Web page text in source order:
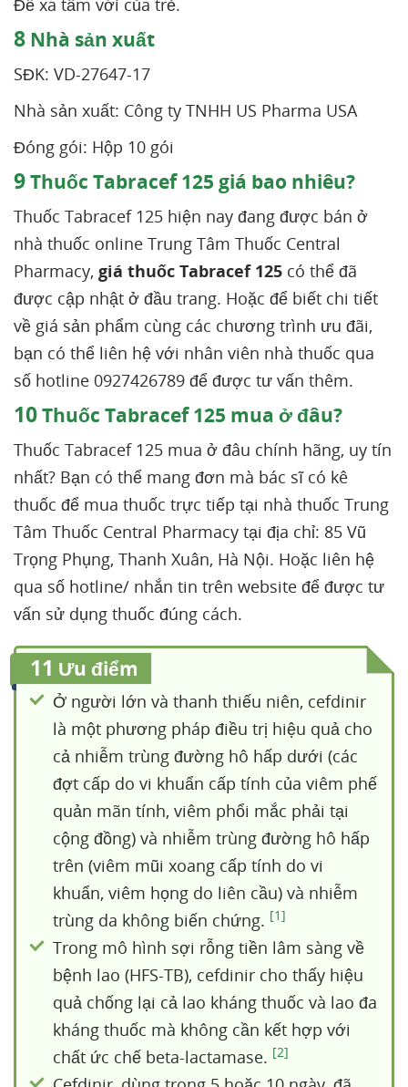
Để xa tầm với của trẻ.
8 Nhà sản xuất
SĐK: VD-27647-17
Nhà sản xuất: Công ty TNHH US Pharma USA
Đóng gói: Hộp 10 gói
9Thuốc Tabracef 125 giá bao nhiêu?
Thuốc Tabracef 125 hiện nay đang được bán ở
nhà thuốc online Trung Tâm Thuốc Central
Pharmacy, giá thuốc Tabracef 125 có thể đã
được cập nhật ở đầu trang. Hoặc để biết chi tiết
về giá sản phẩm cùng các chương trình ưu đãi,
bạn có thể liên hệ với nhân viên nhà thuốc qua
số hotline 0927426789 để được tư vấn thêm.
10Thuốc Tabracef 125 mua ở đâu?
Thuốc Tabracef 125 mua ở đâu chính hãng, uy tín
nhất? Bạn có thể mang đơn mà bác sĩ có kê
thuốc để mua thuốc trực tiếp tại nhà thuốc Trung
Tâm Thuốc Central Pharmacy tại địa chỉ: 85 Vũ
Trọng Phụng, Thanh Xuân, Hà Nội. Hoặc liên hệ
qua số hotline/ nhắn tin trên website để được tư
vấn sử dụng thuốc đúng cách.
11 Ưu điểm
Ở người lớn và thanh thiếu niên, cefdinir
là một phương pháp điều trị hiệu quả cho
cả nhiễm trùng đường hô hấp dưới (các
đợt cấp do vi khuẩn cấp tính của viêm phế
quản mãn tính, viêm phổi mắc phải tại
cộng đồng) và nhiễm trùng đường hô hấp
trên (viêm mũi xoang cấp tính do vi
khuẩn, viêm họng do liên cầu) và nhiễm
trùng da không biến chứng. [1]
Trong mô hình sợi rỗng tiền lâm sàng về
bệnh lao (HFS-TB), cefdinir cho thấy hiệu
quả chống lại cả lao kháng thuốc và lao đa
kháng thuốc mà không cần kết hợp với
chất ức chế beta-lactamase. [2]